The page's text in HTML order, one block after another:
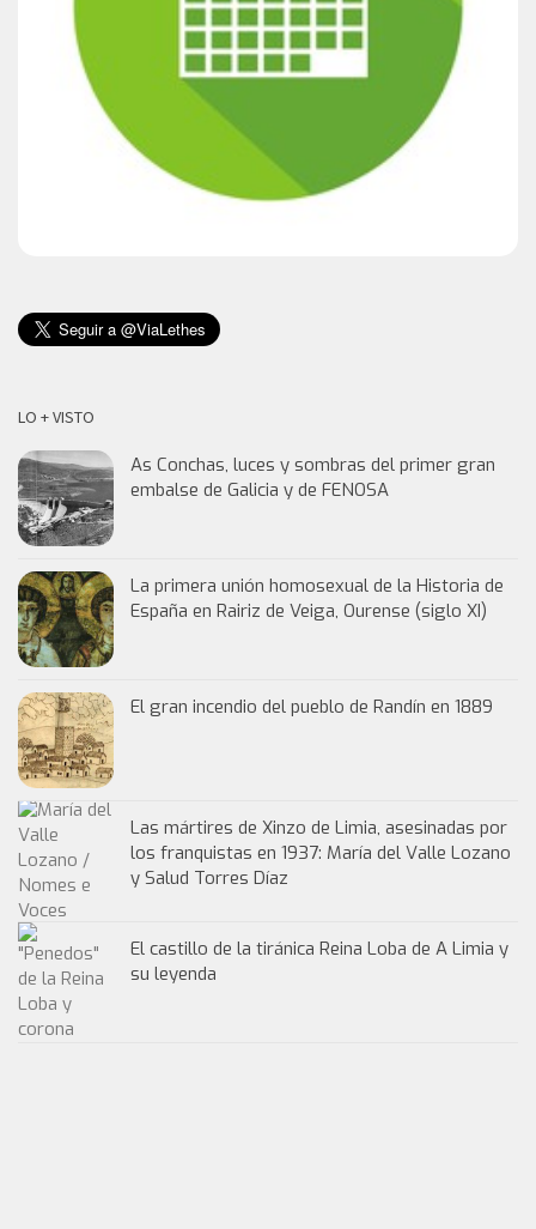
LO + VISTO
As Conchas, luces y sombras del primer gran
embalse de Galicia y de FENOSA
La primera unión homosexual de la Historia de
España en Rairiz de Veiga, Ourense (siglo XI)
El gran incendio del pueblo de Randín en 1889
Las mártires de Xinzo de Limia, asesinadas por
los franquistas en 1937: María del Valle Lozano
y Salud Torres Díaz
El castillo de la tiránica Reina Loba de A Limia y
su leyenda